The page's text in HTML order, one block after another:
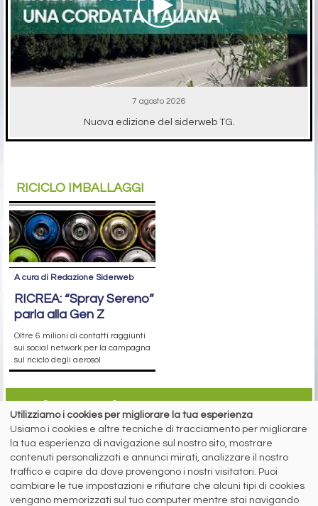
7 agosto 2026
Nuova edizione del siderweb TG.
RICICLO IMBALLAGGI
A cura di Redazione Siderweb
RICREA: “Spray Sereno”
parla alla Gen Z
Oltre 6 milioni di contatti raggiunti
sui social network per la campagna
sul riciclo degli aerosol
siderweb
LA COMMUNITY DELL'ACCIAIO
Siderweb S.p.A. SB Società del gruppo Morandi Group s.r.l.
Sede sociale: Flero (Brescia) Via Don Milani 5
Utilizziamo i cookies per migliorare la tua esperienza
Usiamo i cookies e altre tecniche di tracciamento per migliorare
la tua esperienza di navigazione sul nostro sito, mostrare
contenuti personalizzati e annunci mirati, analizzare il nostro
traffico e capire da dove provengono i nostri visitatori. Puoi
cambiare le tue impostazioni e rifiutare che alcuni tipi di cookies
vengano memorizzati sul tuo computer mentre stai navigando